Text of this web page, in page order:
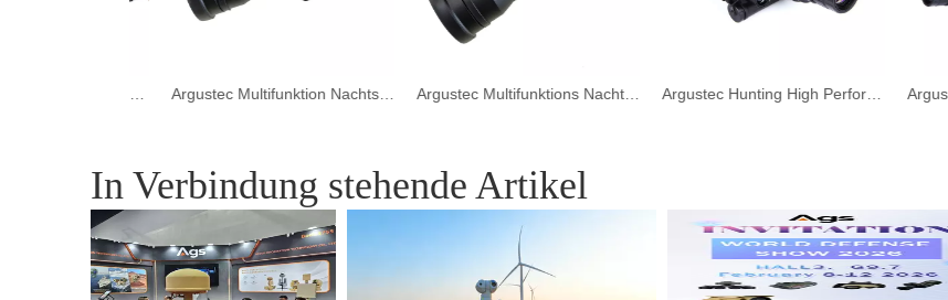
Argustec Multifunktion Nachtsicht Schutzbrille Thermalsbereich Kamera Argustec Multifunktions Nachtsicht Brille für Nachtfischerei thermischer Bereiche Argustec Hunting High Performance Night Vision Shining Goggles
In Verbindung stehende Artikel